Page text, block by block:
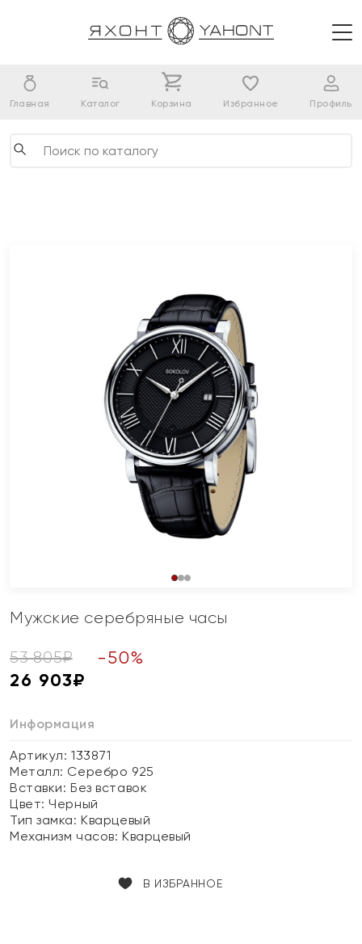
Главная Каталог Корзина Избранное Профиль
Мужские серебряные часы
53 805₽ -50%
26 903₽
Информация
Артикул: 133871
Металл: Серебро 925
Вставки:Без вставок
Цвет:Черный
Тип замка:Кварцевый
Механизм часов: Кварцевый
В ИЗБРАННОЕ